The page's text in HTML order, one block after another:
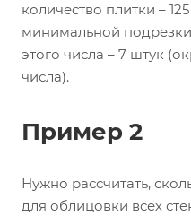
количество плитки –
минимальной
этого числа – 7 штук
числа).
Пример 2
Нужно рассчитать,
для облицовки всех